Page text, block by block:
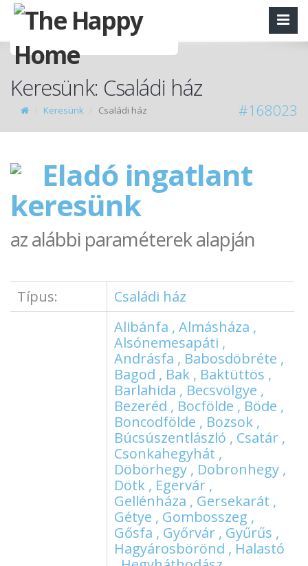
Keresünk: Családi ház
Keresünk Családi ház #168023
Eladó ingatlant
keresünk
az alábbi paraméterek alapján
Típus: Családi ház
Alibánfa , Almásháza ,
Alsónemesapáti ,
Andrásfa , Babosdöbréte ,
Bagod , Bak , Baktüttös ,
Barlahida , Becsvölgye ,
Bezeréd , Bocfölde , Böde ,
Boncodfölde , Bozsok ,
Búcsúszentlászló , Csatár ,
Csonkahegyhát ,
Döbörhegy , Dobronhegy ,
Dötk , Egervár ,
Gellénháza , Gersekarát ,
Gétye , Gombosszeg ,
Gősfa , Győrvár , Gyűrűs ,
Hagyárosbörönd , Halastó